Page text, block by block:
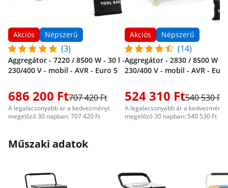
Akciós Népszerű
(3)
Aggregátor - 7220 / 8500 W - 30 l -
230/400 V - mobil - AVR - Euro 5
686 200 Ft707 420 Ft
A legalacsonyabb ár a kedvezményt
megelőző 30 napban: 707 420 Ft
Akciós Népszerű
(14)
Aggregátor - 2830 / 8500 W -
230/400 V - mobil - AVR -
524 310 Ft540 530 Ft
A legalacsonyabb ár a kedvezményt
megelőző 30 napban: 540 530 Ft
Műszaki adatok